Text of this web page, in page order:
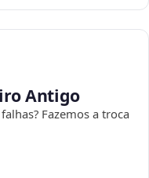
Antigo
Fazemos a troca